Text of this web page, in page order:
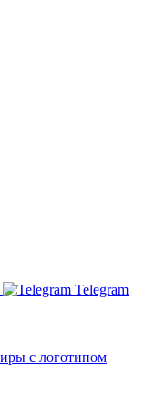
Telegram